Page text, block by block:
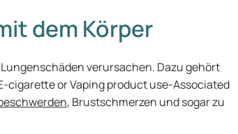
dem Körper
verursachen. Dazu gehört
cigarette or Vaping product use-Associated
, Brustschmerzen und sogar zu